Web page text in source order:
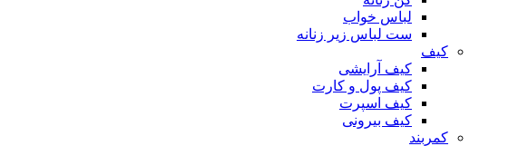
لباس خواب
ست لباس زیر زنانه
کیف
کیف آرایشی
کیف پول و کارت
کیف اسپرت
کیف بیرونی
کمربند